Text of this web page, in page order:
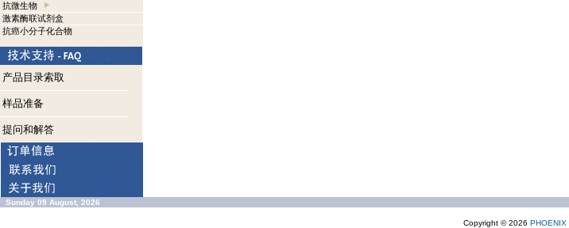
抗微生物
激素酶联试剂盒
抗癌小分子化合物
产品目录索取
样品准备
提问和解答
Sunday 09 August, 2026
Copyright © 2026 PHOENIX